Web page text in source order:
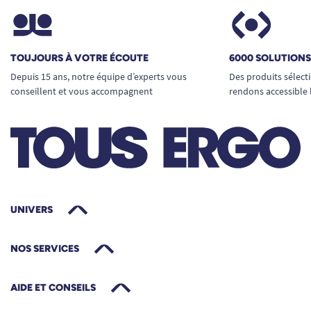
TOUJOURS À VOTRE ÉCOUTE
Depuis 15 ans, notre équipe d’experts vous
conseillent et vous accompagnent
6000
Des produits
rendons
UNIVERS
NOS SERVICES
AIDE ET CONSEILS